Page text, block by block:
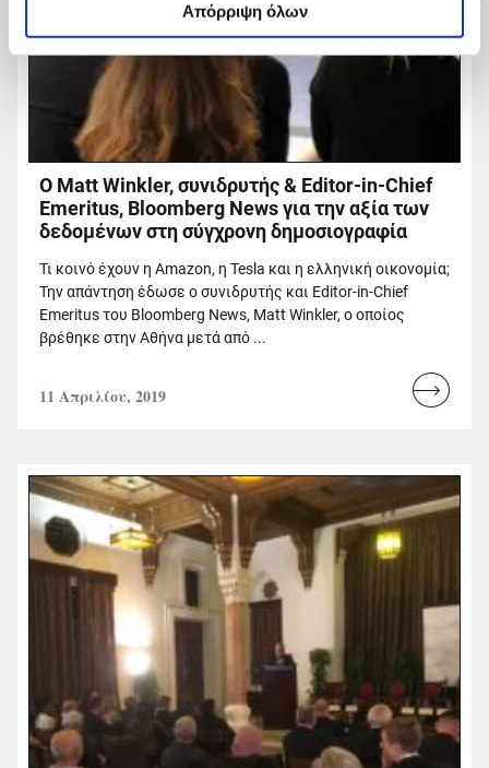
Απόρριψη όλων
Ο Matt Winkler, συνιδρυτής & Editor-in-Chief
Emeritus, Bloomberg News για την αξία των
δεδομένων στη σύγχρονη δημοσιογραφία
Τι κοινό έχουν η Amazon, η Tesla και η ελληνική οικονομία;
Την απάντηση έδωσε ο συνιδρυτής και Editor-in-Chief
Emeritus του Bloomberg News, Matt Winkler, ο οποίος
βρέθηκε στην Αθήνα μετά από ...
11 Απριλίου, 2019
Read